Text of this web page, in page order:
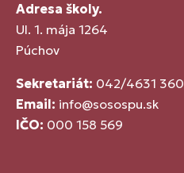
Adresa školy.
Ul. 1. mája 1264
Púchov
Sekretariát: 042/4631 360
Email: info@sosospu.sk
IČO: 000 158 569